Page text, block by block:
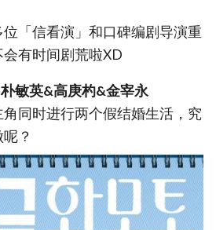
「信看演」和口碑编剧导演重
有时间剧荒啦XD
敏英&高庚杓&金宰永
同时进行两个假结婚生活，究
？